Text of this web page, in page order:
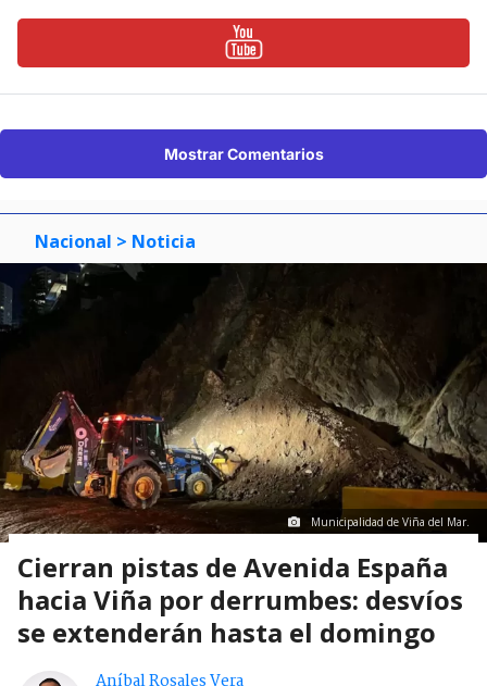
Mostrar Comentarios
Nacional > Noticia
Municipalidad de Viña del Mar.
Cierran pistas de Avenida España
hacia Viña por derrumbes: desvíos
se extenderán hasta el domingo